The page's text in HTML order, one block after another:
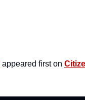
appeared first on